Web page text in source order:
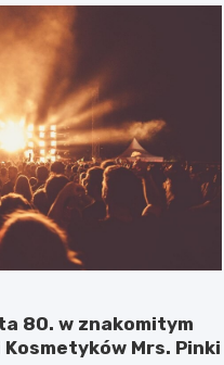
80. w znakomitym
Mrs. Pinki